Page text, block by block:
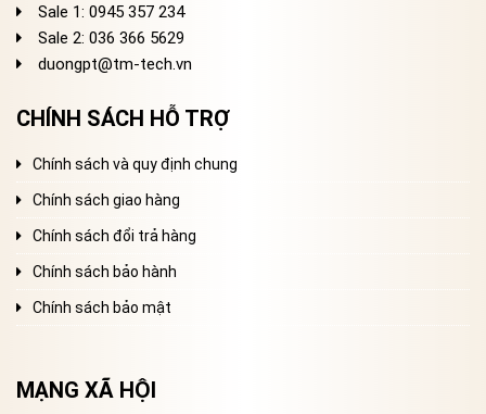
Sale 1: 0945 357 234
Sale 2: 036 366 5629
duongpt@tm-tech.vn
CHÍNH SÁCH HỖ TRỢ
Chính sách và quy định chung
Chính sách giao hàng
Chính sách đổi trả hàng
Chính sách bảo hành
Chính sách bảo mật
MẠNG XÃ HỘI